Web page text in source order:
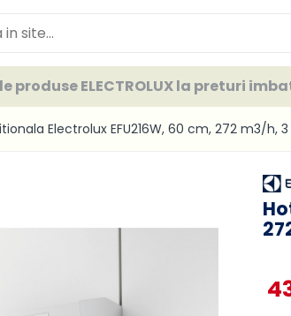
produse ELECTROLUX la preturi
Electrolux EFU216W, 60 cm, 272 m3/h,